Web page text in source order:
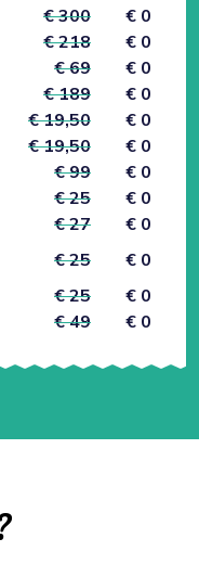
€ 300
€ 0
€ 218
€ 0
€ 69
€ 0
€ 189
€ 0
€ 19,50
€ 0
€ 19,50
€ 0
€ 99
€ 0
€ 25
€ 0
€ 27
€ 0
€ 25
€ 0
€ 25
€ 0
€ 49 € 0